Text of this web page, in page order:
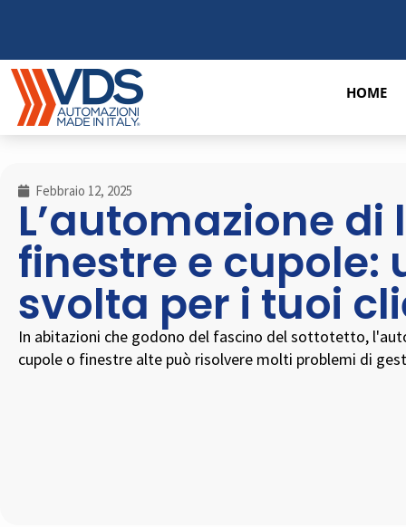
HOME
Febbraio 12, 2025
L’automazione di
finestre e cupole:
svolta per i tuoi
In abitazioni che godono del fascino del sottotetto,
cupole o finestre alte può risolvere molti problemi di